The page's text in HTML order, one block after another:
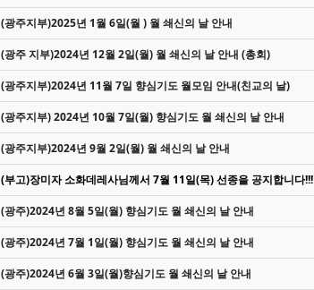
(광주지부)2025년 1월 6일(월 ) 월 쇄신의 날 안내
(광주 지부)2024년 12월 2일(월) 월 쇄신의 날 안내 (총회)
(광주지부)2024년 11월 7일 향심기도 월모임 안내(친교의 날)
(광주지부) 2024년 10월 7일(월) 향심기도 월 쇄신의 날 안내
(광주지부)2024년 9월 2일(월) 월 쇄신의 날 안내
(부고)장미자 소화데레사님께서 7월 11일(목) 선종을 공지합니다!!!
(광주)2024년 8월 5일(월) 향심기도 월 쇄신의 날 안내
(광주)2024년 7월 1일(월) 향심기도 월 쇄신의 날 안내
(광주)2024년 6월 3일(월)향심기도 월 쇄신의 날 안내